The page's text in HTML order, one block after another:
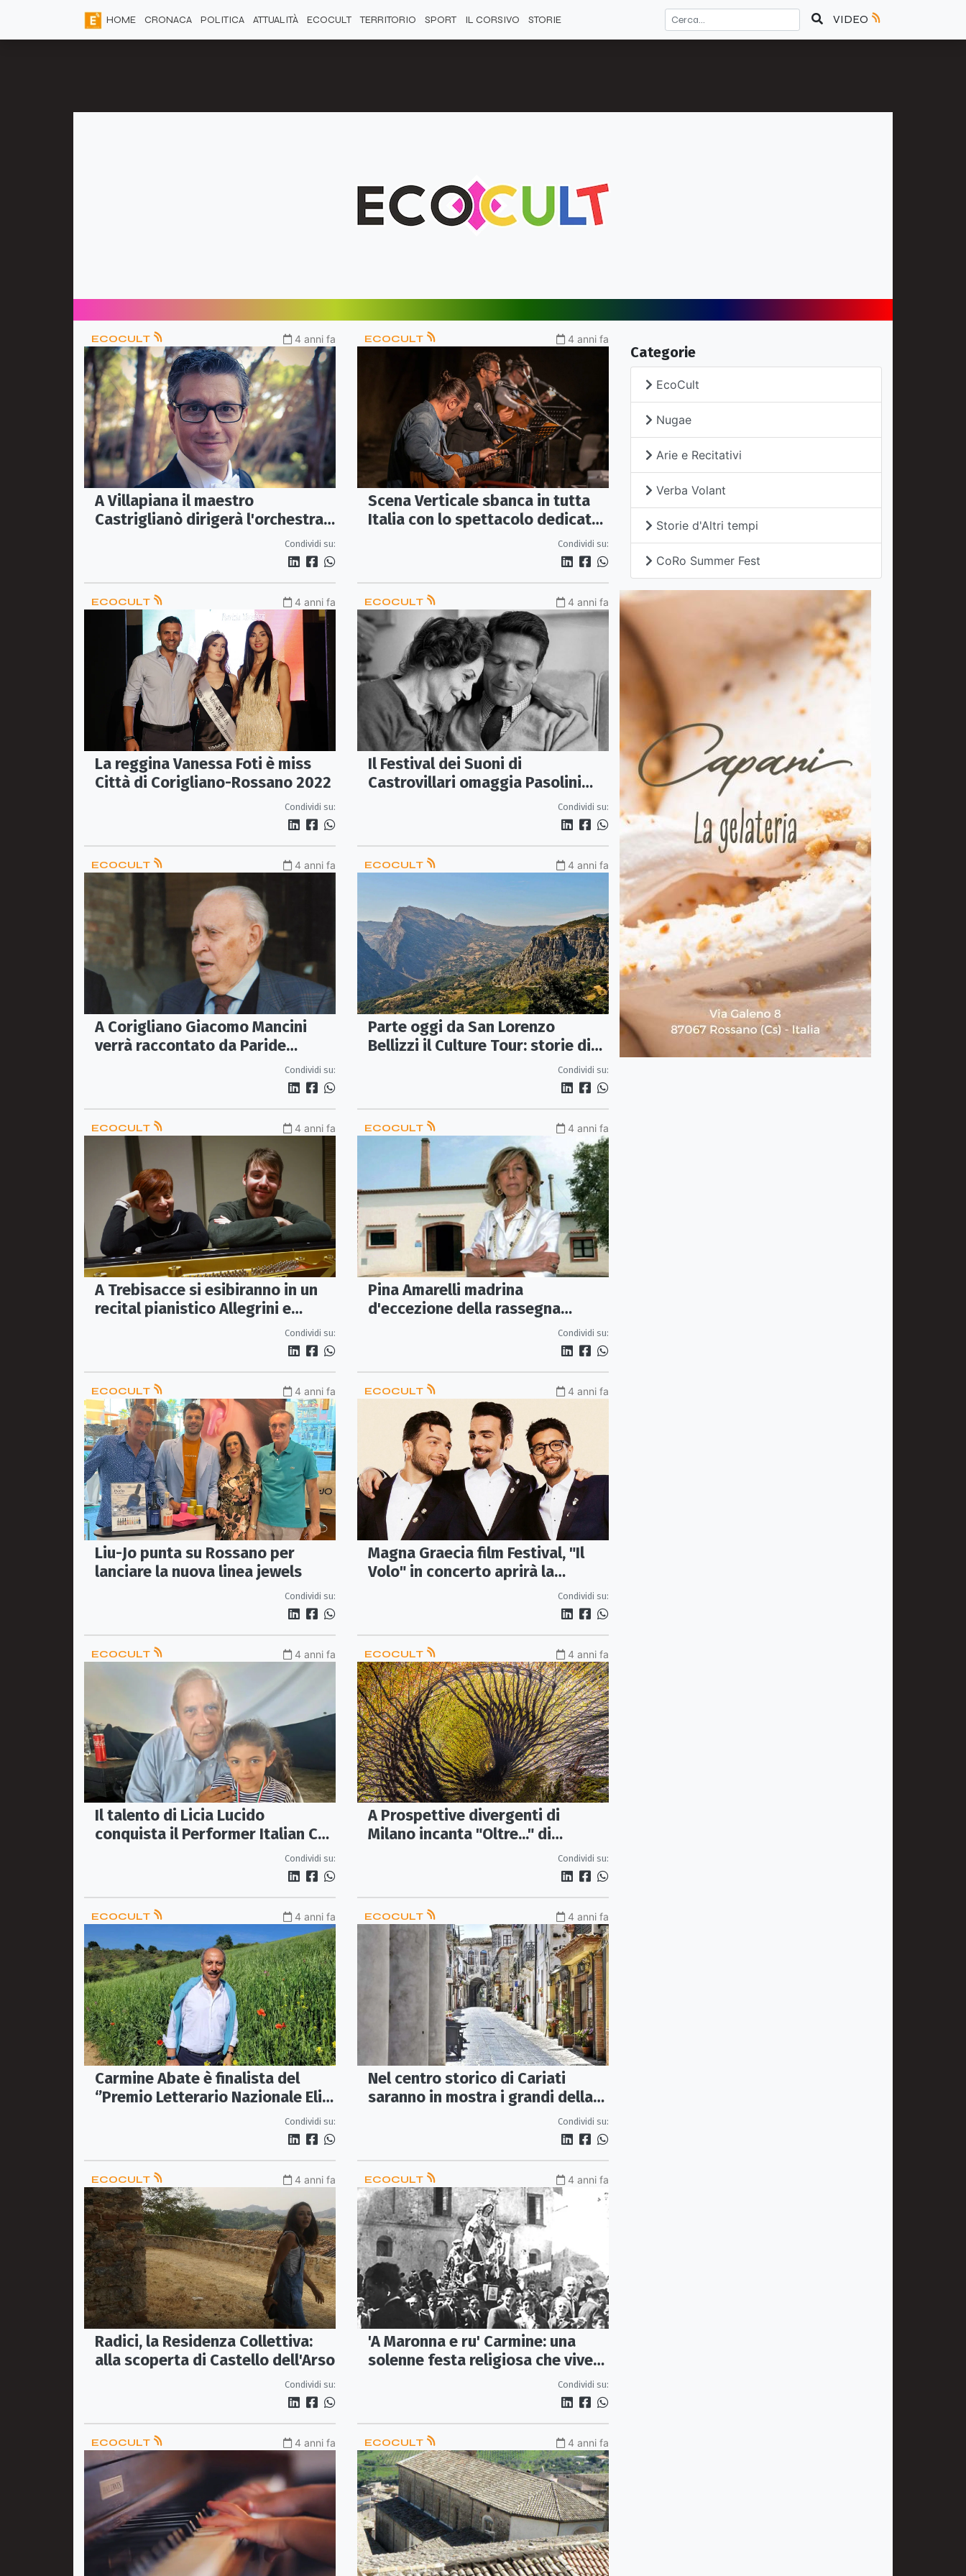
HOME CRONACA POLITICA ATTUALITÀ ECOCULT TERRITORIO SPORT IL CORSIVO STORIE VIDEO
ECOCULT 4 anni fa
A Villapiana il maestro
Castriglianò dirigerà l'orchestra
Condividi su:
ECOCULT 4 anni fa
Scena Verticale sbanca in tutta
Italia con lo spettacolo dedicato
Condividi su:
ECOCULT 4 anni fa
La reggina Vanessa Foti è miss
Città di Corigliano-Rossano 2022
Condividi su:
ECOCULT 4 anni fa
Il Festival dei Suoni di
Castrovillari omaggia Pasolini
Condividi su:
ECOCULT 4 anni fa
A Corigliano Giacomo Mancini
verrà raccontato da Paride
Condividi su:
ECOCULT 4 anni fa
Parte oggi da San Lorenzo
Bellizzi il Culture Tour: storie di
vino e conserve dal Pollino allo
Condividi su:
ECOCULT 4 anni fa
A Trebisacce si esibiranno in un
recital pianistico Allegrini e
Condividi su:
ECOCULT 4 anni fa
Pina Amarelli madrina
d'eccezione della rassegna
Condividi su:
ECOCULT 4 anni fa
Liu-Jo punta su Rossano per
lanciare la nuova linea jewels
Condividi su:
ECOCULT 4 anni fa
Magna Graecia film Festival, "Il
Volo" in concerto aprirà la
Condividi su:
ECOCULT 4 anni fa
Il talento di Licia Lucido
conquista il Performer Italian Cup
22 e incanta Federico MocciaCondividi su:
ECOCULT 4 anni fa
A Prospettive divergenti di
Milano incanta "Oltre..." di
Condividi su:
ECOCULT 4 anni fa
Carmine Abate è finalista del
‘’Premio Letterario Nazionale Elio
Condividi su:
ECOCULT 4 anni fa
Nel centro storico di Cariati
saranno in mostra i grandi della
Condividi su:
ECOCULT 4 anni fa
Radici, la Residenza Collettiva:
alla scoperta di Castello dell'Arso
Condividi su:
ECOCULT 4 anni fa
'A Maronna e ru' Carmine: una
solenne festa religiosa che vive
Condividi su:
ECOCULT 4 anni fa ECOCULT 4 anni fa
Categorie
EcoCult
Nugae
Arie e Recitativi
Verba Volant
Storie d'Altri tempi
CoRo Summer Fest